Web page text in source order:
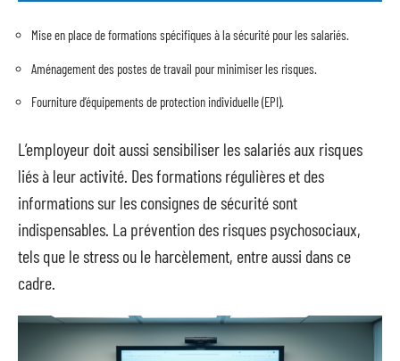
Mise en place de formations spécifiques à la sécurité pour les salariés.
Aménagement des postes de travail pour minimiser les risques.
Fourniture d’équipements de protection individuelle (EPI).
L’employeur doit aussi sensibiliser les salariés aux risques
liés à leur activité. Des formations régulières et des
informations sur les consignes de sécurité sont
indispensables. La prévention des risques psychosociaux,
tels que le stress ou le harcèlement, entre aussi dans ce
cadre.